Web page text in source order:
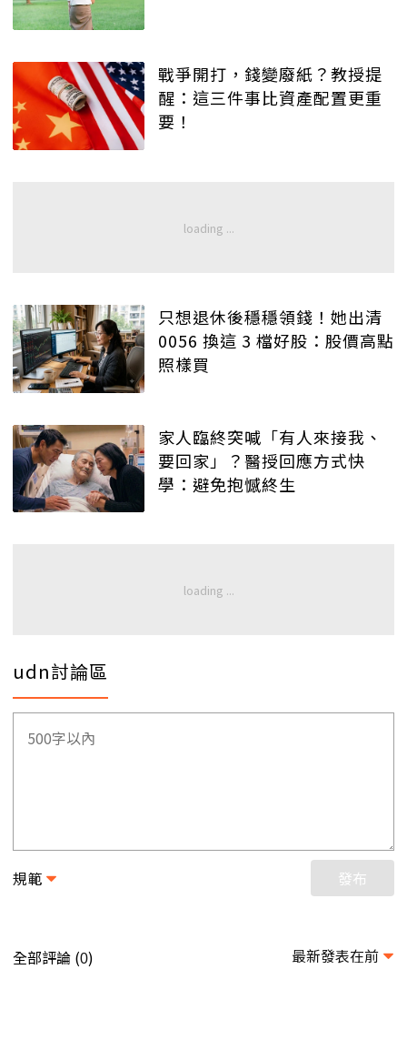
戰爭開打，錢變廢紙？教授提
醒：這三件事比資產配置更重
要！
只想退休後穩穩領錢！她出清
0056 換這 3 檔好股：股價高點
照樣買
家人臨終突喊「有人來接我、
要回家」？醫授回應方式快
學：避免抱憾終生
udn討論區
規範 發布
全部評論 (0) 最新發表在前